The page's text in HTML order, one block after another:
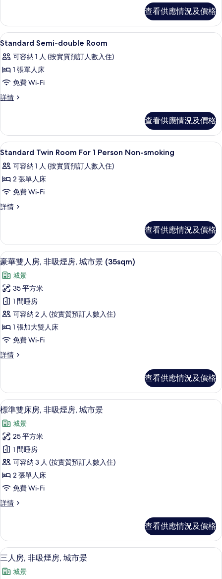
相
片
情
查看供應情況及價格
載
入
所
有
Standard
Semi-
的
相
片
高級寢具、羽絨被、遮光窗簾/窗簾、
1
Standard Semi-double Room
可容納 1 人 (按實質預訂人數入住)
1 張單人床
免費 Wi-Fi
詳情
Standard
詳
情
查看供應情況及價格
載
入
所
有
Standard
Twin
1
Person
Non-
smoking
的
相
片
高級寢具、羽絨被、遮光窗簾/窗簾、
1
Standard Twin Room For 1 Person Non-smoking
可容納 1 人 (按實質預訂人數入住)
2 張單人床
免費 Wi-Fi
詳情
Standard
1
Person
Non-
smoking
詳
情
查看供應情況及價格
載
入
所
有
豪
華
雙
人
房,
吸
煙
房,
城
市
景
(35sqm)
的
相
片
豪華雙人房, 非吸煙房, 城市景
14
豪華雙人房, 非吸煙房, 城市景 (35sqm)
城景
35 平方米
1 間睡房
可容納 2 人 (按實質預訂人數入住)
1 張加大雙人床
免費 Wi-Fi
詳情
豪
房,
非
吸
房,
城
市
景
(35sqm)
詳
情
查看供應情況及價格
載
入
所
有
標
準
雙
床
房,
吸
煙
房,
城
高級寢具、羽絨被、遮光窗簾/窗簾、
14
標準雙床房, 非吸煙房, 城市景
城景
25 平方米
1 間睡房
可容納 3 人 (按實質預訂人數入住)
2 張單人床
免費 Wi-Fi
詳情
標
房,
非
吸
房,
查看供應情況及價格
載
入
三人房, 非吸煙房, 城市景 | 高級寢具
11
三人房, 非吸煙房, 城市景
城景